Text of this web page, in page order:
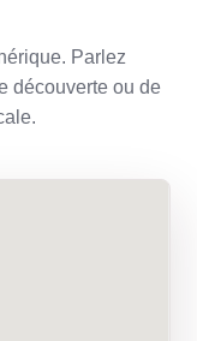
Parlez
découverte ou de